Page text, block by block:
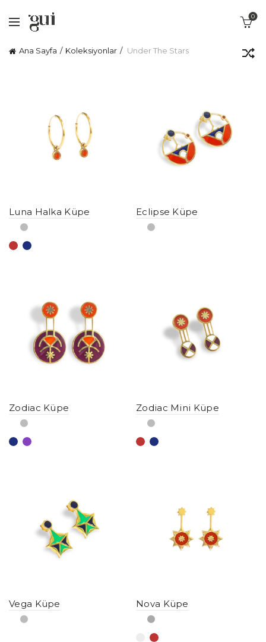
0
Ana Sayfa Koleksiyonlar Under The Stars
Luna Halka Küpe Eclipse Küpe
Zodiac Küpe Zodiac Mini Küpe
Vega Küpe Nova Küpe